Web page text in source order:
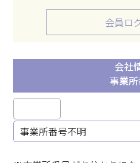
会員ロ
会社
事業
事業所番号不明